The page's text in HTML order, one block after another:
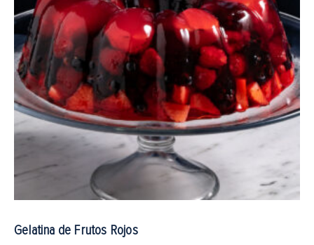
Gelatina de Frutos Rojos